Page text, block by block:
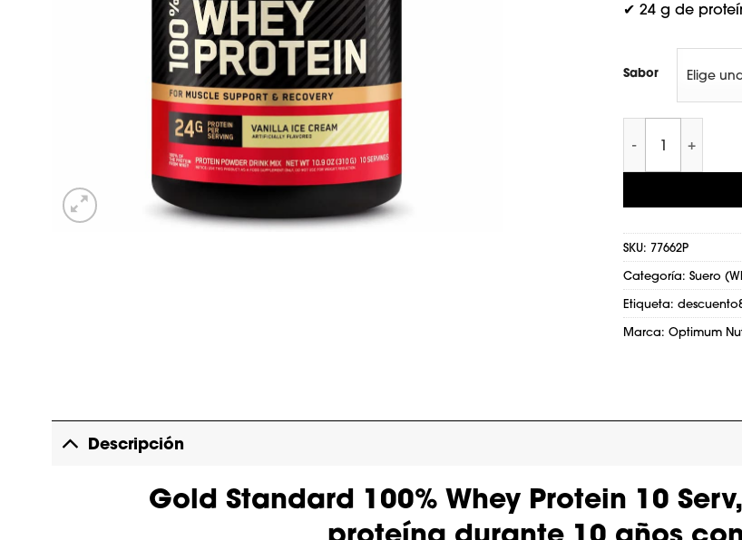
✔ 24 g de
Sabor
SKU: 77662P
Categoría: Suero
Etiqueta:
Marca: Optimum
Descripción
Gold Standard 100% Whey Protein 10